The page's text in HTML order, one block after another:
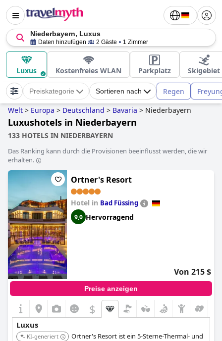
Niederbayern, Luxus
Daten hinzufügen 2 Gäste 1 Zimmer
Luxus Kostenfreies WLAN Parkplatz Skigebiet
Preiskategorie Sortieren nach Regen
Welt > Europa > Deutschland > Bavaria > Niederbayern
Luxushotels in Niederbayern
133 HOTELS IN NIEDERBAYERN
Das Ranking kann durch die Provisionen beeinflusst werden, die wir
erhalten.
Ortner's Resort
Hotel in Bad Füssing
9,0 Hervorragend
Von 215 $
Preise anzeigen
$
Luxus
KI-generiert
Ortner's Resort ist ein 5-Sterne-Thermal- und